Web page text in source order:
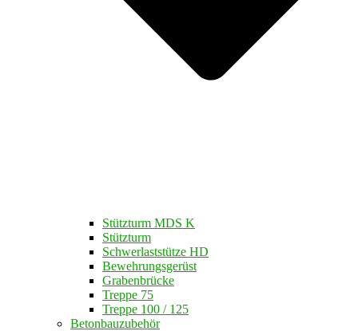
Stützturm MDS K
Stützturm
Schwerlaststütze HD
Bewehrungsgerüst
Grabenbrücke
Treppe 75
Treppe 100 / 125
Betonbauzubehör